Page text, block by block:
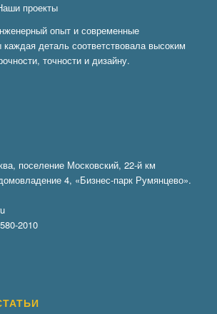
проекты
опыт и современные
каждая деталь соответствовала высоким
точности и дизайну.
поселение Московский, 22-й км
4, «Бизнес-парк Румянцево».
2010